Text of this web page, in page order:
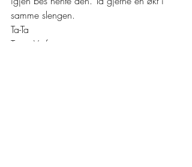
samme slengen.
Ta-Ta
Team Verftet.